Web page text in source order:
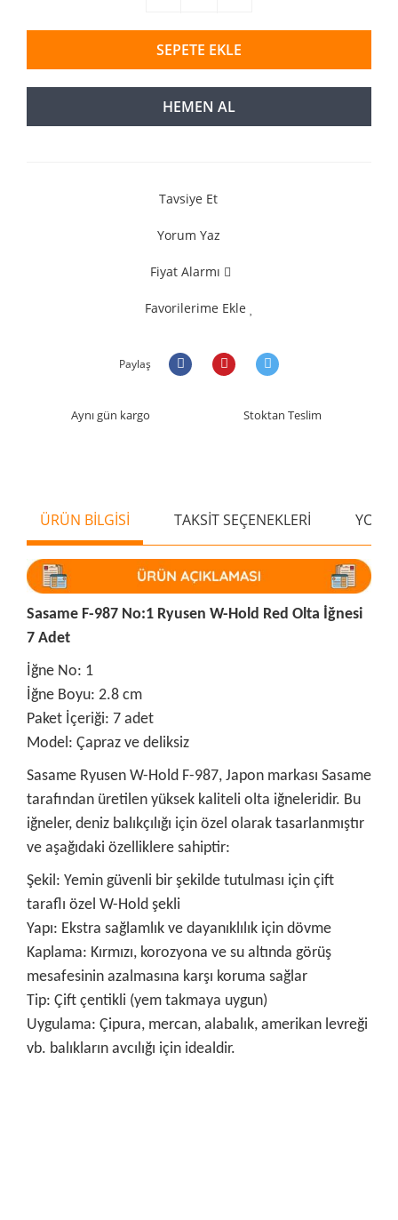
SEPETE EKLE
HEMEN AL
Tavsiye Et
Yorum Yaz
Fiyat Alarmı
Favorilerime Ekle
Paylaş
Aynı gün kargo Stoktan Teslim
ÜRÜN BİLGİSİ TAKSİT SEÇENEKLERİ
Sasame F-987 No:1 Ryusen W-Hold Red Olta İğnesi
7 Adet
İğne No: 1
İğne Boyu: 2.8 cm
Paket İçeriği: 7 adet
Model: Çapraz ve deliksiz
Sasame Ryusen W-Hold F-987, Japon markası Sasame
tarafından üretilen yüksek kaliteli olta iğneleridir. Bu
iğneler, deniz balıkçılığı için özel olarak tasarlanmıştır
ve aşağıdaki özelliklere sahiptir:
Şekil: Yemin güvenli bir şekilde tutulması için çift
taraflı özel W-Hold şekli
Yapı: Ekstra sağlamlık ve dayanıklılık için dövme
Kaplama: Kırmızı, korozyona ve su altında görüş
mesafesinin azalmasına karşı koruma sağlar
Tip: Çift çentikli (yem takmaya uygun)
Uygulama: Çipura, mercan, alabalık, amerikan levreği
vb. balıkların avcılığı için idealdir.